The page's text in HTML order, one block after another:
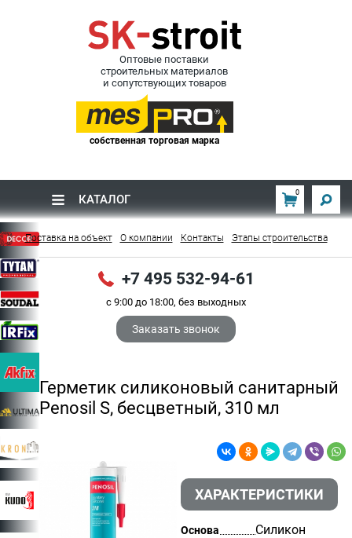
Оптовые поставки
строительных материалов
и сопутствующих товаров
собственная торговая марка
КАТАЛОГ 0
Поставка на объект О компании Контакты Этапы строительства
+7 495 532-94-61
с 9:00 до 18:00, без выходных
Заказать звонок
Герметик силиконовый санитарный
Penosil S, бесцветный, 310 мл
ХАРАКТЕРИСТИКИ
Основа Силикон